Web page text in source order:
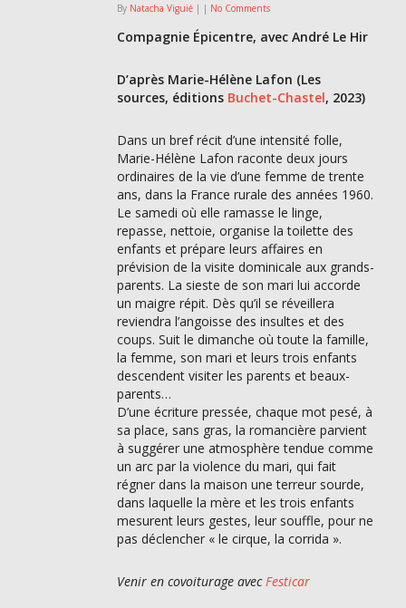
By Natacha Viguié | | No Comments
Compagnie Épicentre, avec André Le Hir
D’après Marie-Hélène Lafon (Les
sources, éditions Buchet-Chastel, 2023)
Dans un bref récit d’une intensité folle,
Marie-Hélène Lafon raconte deux jours
ordinaires de la vie d’une femme de trente
ans, dans la France rurale des années 1960.
Le samedi où elle ramasse le linge,
repasse, nettoie, organise la toilette des
enfants et prépare leurs affaires en
prévision de la visite dominicale aux grands-
parents. La sieste de son mari lui accorde
un maigre répit. Dès qu’il se réveillera
reviendra l’angoisse des insultes et des
coups. Suit le dimanche où toute la famille,
la femme, son mari et leurs trois enfants
descendent visiter les parents et beaux-
parents…
D’une écriture pressée, chaque mot pesé, à
sa place, sans gras, la romancière parvient
à suggérer une atmosphère tendue comme
un arc par la violence du mari, qui fait
régner dans la maison une terreur sourde,
dans laquelle la mère et les trois enfants
mesurent leurs gestes, leur souffle, pour ne
pas déclencher « le cirque, la corrida ».
Venir en covoiturage avecFesticar